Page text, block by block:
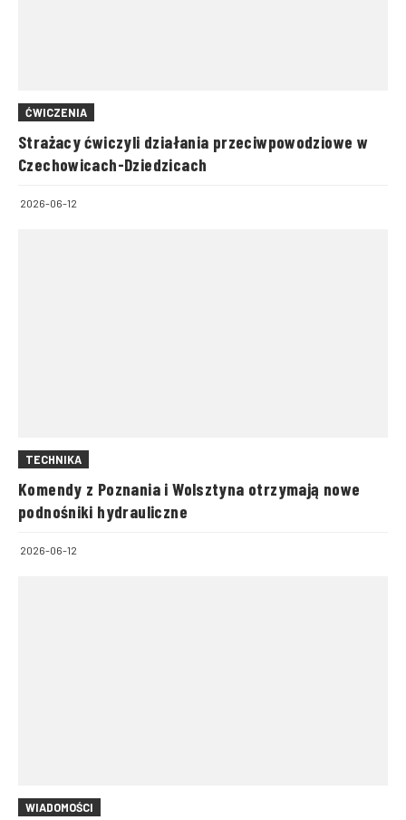
ĆWICZENIA
Strażacy ćwiczyli działania przeciwpowodziowe w
Czechowicach-Dziedzicach
2026-06-12
TECHNIKA
Komendy z Poznania i Wolsztyna otrzymają nowe
podnośniki hydrauliczne
2026-06-12
WIADOMOŚCI